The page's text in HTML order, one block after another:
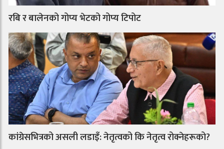
रबि र बालेनको गोप्य भेटको गोप्य टिपोट
कांग्रेसभित्रको असली लडाइँ: नेतृत्वको कि नेतृत्व रोक्नेहरूको?